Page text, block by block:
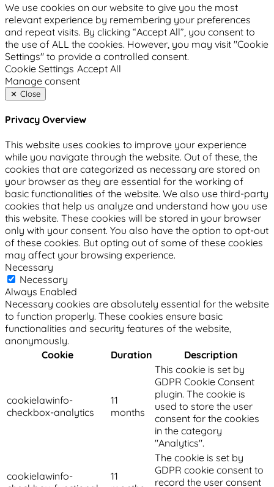
We use cookies on our website to give you the most
relevant experience by remembering your preferences
and repeat visits. By clicking “Accept All”, you consent to
the use of ALL the cookies. However, you may visit "Cookie
Settings" to provide a controlled consent.
Cookie Settings Accept All
Manage consent
Close
Privacy Overview
This website uses cookies to improve your experience
while you navigate through the website. Out of these, the
cookies that are categorized as necessary are stored on
your browser as they are essential for the working of
basic functionalities of the website. We also use third-party
cookies that help us analyze and understand how you use
this website. These cookies will be stored in your browser
only with your consent. You also have the option to opt-out
of these cookies. But opting out of some of these cookies
may affect your browsing experience.
Necessary
Necessary
Always Enabled
Necessary cookies are absolutely essential for the website
to function properly. These cookies ensure basic
functionalities and security features of the website,
anonymously.
Cookie
Duration Description
cookielawinfo-
checkbox-analytics
11
months
This cookie is set by
GDPR Cookie Consent
plugin. The cookie is
used to store the user
consent for the cookies
in the category
"Analytics".
cookielawinfo-
11
The cookie is set by
GDPR cookie consent to
record the user consent